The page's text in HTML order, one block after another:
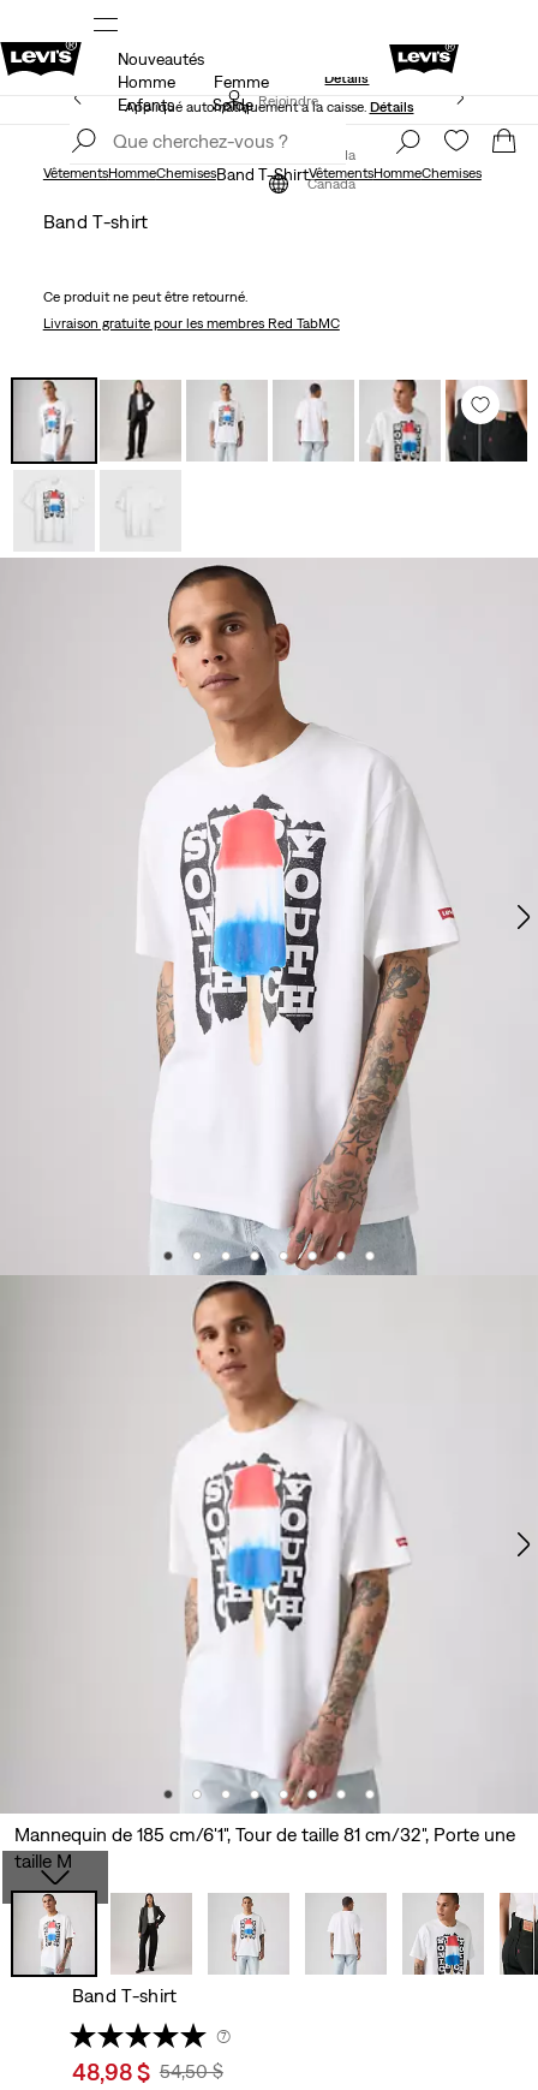
15 % DE RABAIS SUR VOTRE PREMIÈRE COMMANDE
Détails
Rejoindre
Canada
Nouveautés
Homme
Femme
Enfants
Solde
50 % DE RABAIS ADDITIONNEL SUR LES SOLDES.
Appliqué automatiquement à la caisse. Détails
maintenant
Canada
VêtementsHommeChemisesBand T-ShirtVêtementsHommeChemises
Band T-shirt
Ce produit ne peut être retourné.
Livraison gratuitepour les membres Red TabMC
Mannequin de 185 cm/6'1", Tour de taille 81 cm/32", Porte une
taille M
Band T-shirt
(7)
Sale
48,98 $ Original
54,50 $